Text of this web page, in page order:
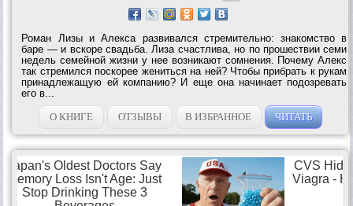
Роман Лизы и Алекса развивался стремительно: знакомство в
баре — и вскоре свадьба. Лиза счастлива, но по прошествии семи
недель семейной жизни у нее возникают сомнения. Почему Алекс
так стремился поскорее жениться на ней? Чтобы прибрать к рукам
принадлежащую ей компанию? И еще она начинает подозревать
его в...
О КНИГЕ
ОТЗЫВЫ В ИЗБРАННОЕ ЧИТАТЬ